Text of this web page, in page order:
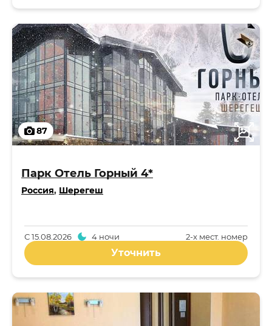
87
Парк Отель Горный 4*
Россия, Шерегеш
2-x мест. номер
С15.08.2026 4 ночи
Уточнить